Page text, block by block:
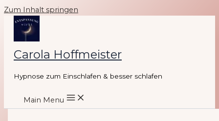
Zum Inhalt springen
Carola Hoffmeister
Hypnose zum Einschlafen & besser schlafen
Main Menu